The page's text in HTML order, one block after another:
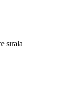
sırala